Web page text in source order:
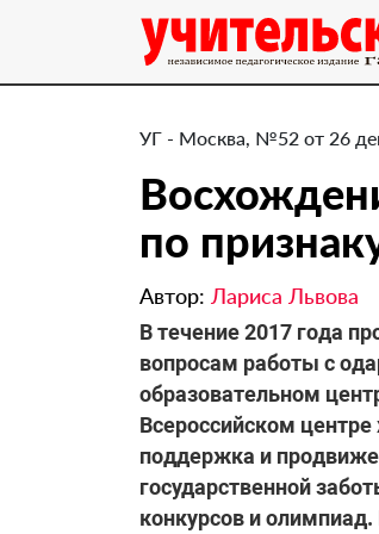
УГ - Москва, №52 от 26
по
Автор: Лариса Львова
​В течение 2017 года
вопросам работы с
образовательном
Всероссийском
поддержка и
государственной
конкурсов и